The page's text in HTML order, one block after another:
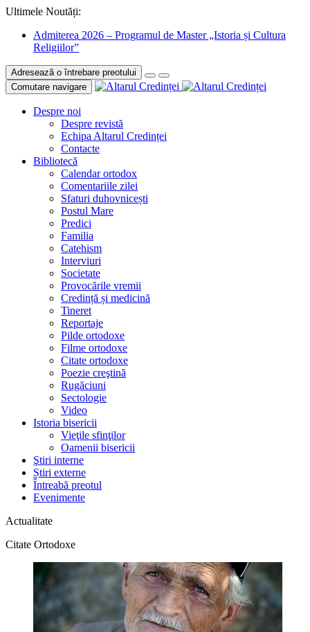
Ultimele Noutăți:
Admiterea 2026 – Programul de Master „Istoria și Cultura
Religiilor”
Adresează o întrebare preotului
Comutare navigare
Despre noi
Despre revistă
Echipa Altarul Credinței
Contacte
Bibliotecă
Calendar ortodox
Comentariile zilei
Sfaturi duhovnicești
Postul Mare
Predici
Familia
Catehism
Interviuri
Societate
Provocările vremii
Credință și medicină
Tineret
Reportaje
Pilde ortodoxe
Filme ortodoxe
Citate ortodoxe
Poezie creştină
Rugăciuni
Sectologie
Video
Istoria bisericii
Vieţile sfinţilor
Oamenii bisericii
Ştiri interne
Știri externe
Întreabă preotul
Evenimente
Actualitate
Citate Ortodoxe